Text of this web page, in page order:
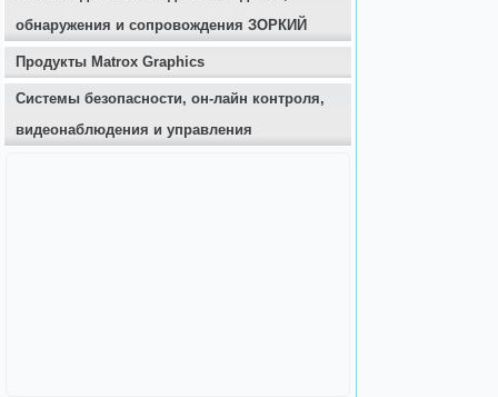
обнаружения и сопровождения ЗОРКИЙ
Продукты Matrox Graphics
Системы безопасности, он-лайн контроля,
видеонаблюдения и управления